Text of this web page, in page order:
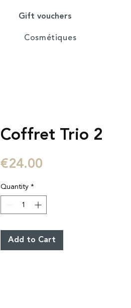
Gift vouchers
Cosmétiques
Coffret Trio 2
€24.00
Quantity*
Add to Cart